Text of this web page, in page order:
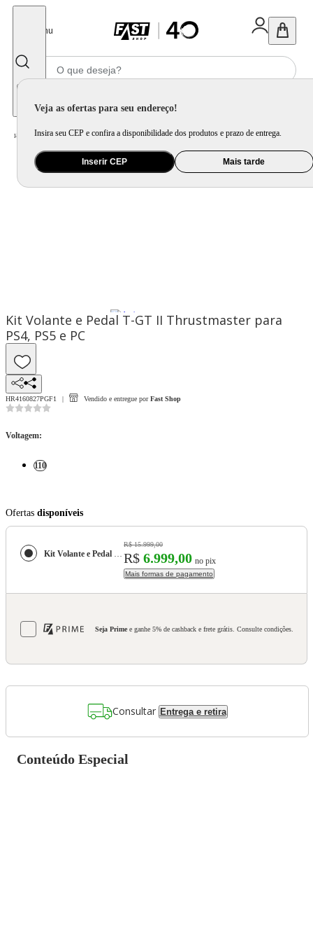
Menu
Veja as ofertas para seu endereço!
Insira seu CEP e confira a disponibilidade dos produtos e prazo de entrega.
Inserir CEP Mais tarde
Home Informática e Games / Console, Jogo e Acessório
Kit Volante e Pedal T-GT II Thrustmaster para
PS4, PS5 e PC
HR4160827PGF1 Vendido e entregue por Fast Shop
Voltagem:
110
Ofertas disponíveis
Kit Volante e Pedal T-GT II Thrustmaster para PS4, PS5 e PC
R$ 15.999,00
R$ 6.999,00 no pix
Mais formas de pagamento
Seja Prime e ganhe 5% de cashback e frete grátis. Consulte condições.
Consultar Entrega e retira
Conteúdo Especial